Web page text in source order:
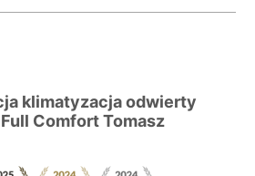
klimatyzacja odwierty
Comfort Tomasz